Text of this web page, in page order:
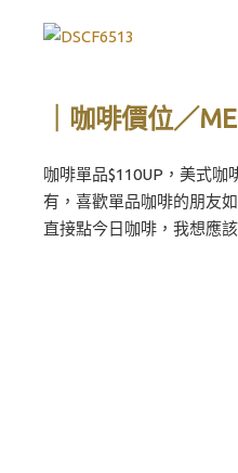
｜咖啡價位／
咖啡單品$110UP，美式咖
有，喜歡單品咖啡的朋友
直接點今日咖啡，我想應